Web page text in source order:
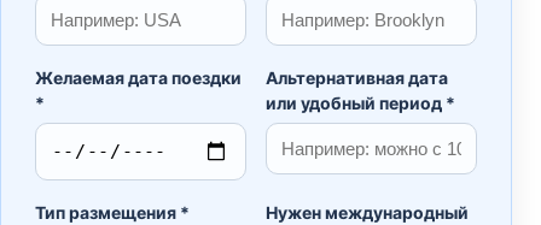
Желаемая дата поездки
*
Альтернативная дата
или удобный период *
Тип размещения *
Нужен международный